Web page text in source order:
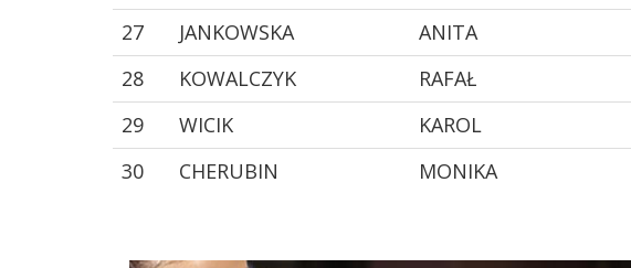
27
JANKOWSKA ANITA
28
KOWALCZYK RAFAŁ
29
WICIK KAROL
30
CHERUBIN MONIKA